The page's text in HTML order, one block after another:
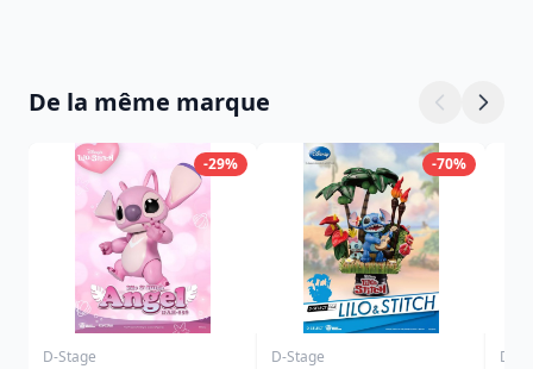
De la même marque
-29%
D-Stage
-70%
D-Stage D-